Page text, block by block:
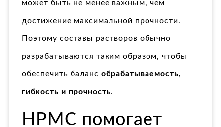
может быть не менее важным, чем
достижение максимальной прочности.
Поэтому составы растворов обычно
разрабатываются таким образом, чтобы
обеспечить баланс обрабатываемость,
гибкость и прочность.
HPMC помогает